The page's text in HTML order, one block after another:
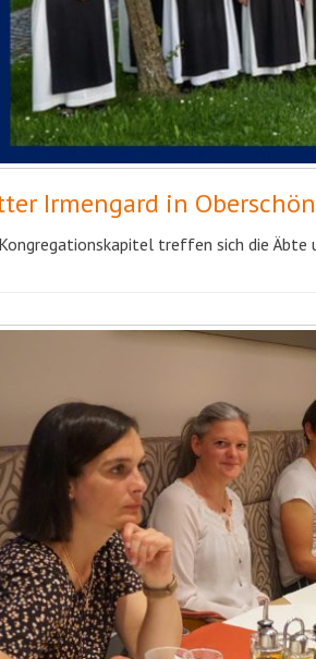
Irmengard in
treffen sich die Äbte